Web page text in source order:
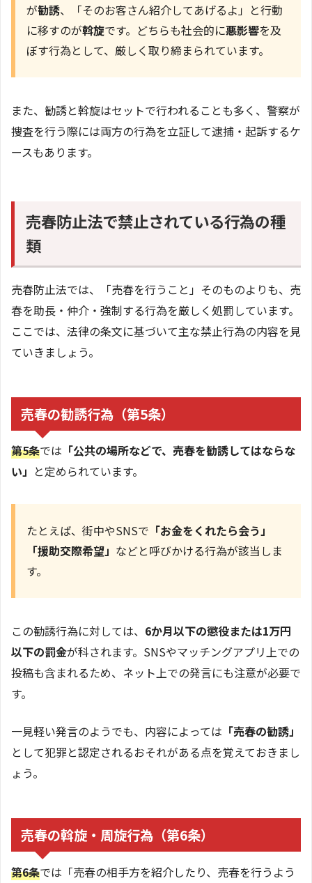
が勧誘、「そのお客さん紹介してあげるよ」と行動
に移すのが斡旋です。どちらも社会的に悪影響を及
ぼす行為として、厳しく取り締まられています。
また、勧誘と斡旋はセットで行われることも多く、警察が
捜査を行う際には両方の行為を立証して逮捕・起訴するケ
ースもあります。
売春防止法で禁止されている行為の種
類
売春防止法では、「売春を行うこと」そのものよりも、売
春を助長・仲介・強制する行為を厳しく処罰しています。
ここでは、法律の条文に基づいて主な禁止行為の内容を見
ていきましょう。
売春の勧誘行為（第5条）
第5条では 「公共の場所などで、売春を勧誘してはならな
い」 と定められています。
たとえば、街中やSNSで 「お金をくれたら会う」
「援助交際希望」 などと呼びかける行為が該当しま
す。
この勧誘行為に対しては、 6か月以下の懲役または1万円
以下の罰金が科されます。SNSやマッチングアプリ上での
投稿も含まれるため、ネット上での発言にも注意が必要で
す。
一見軽い発言のようでも、内容によっては 「売春の勧誘」
として犯罪と認定されるおそれがある点を覚えておきまし
ょう。
売春の斡旋・周旋行為（第6条）
第6条では「売春の相手方を紹介したり、売春を行うよう